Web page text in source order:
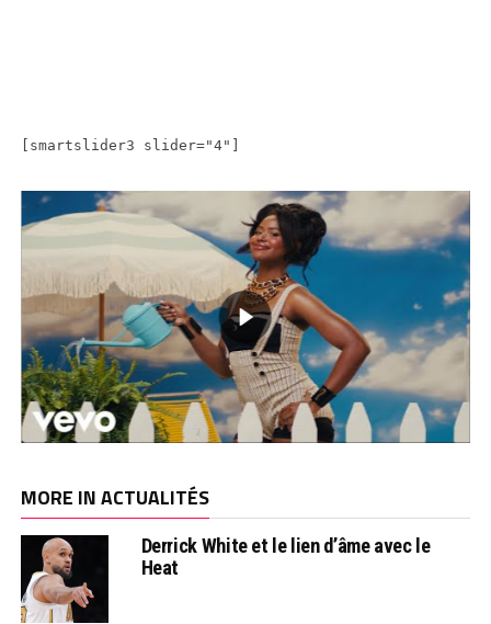
[smartslider3 slider="4"]
MORE IN ACTUALITÉS
Derrick White et le lien d’âme avec le
Heat